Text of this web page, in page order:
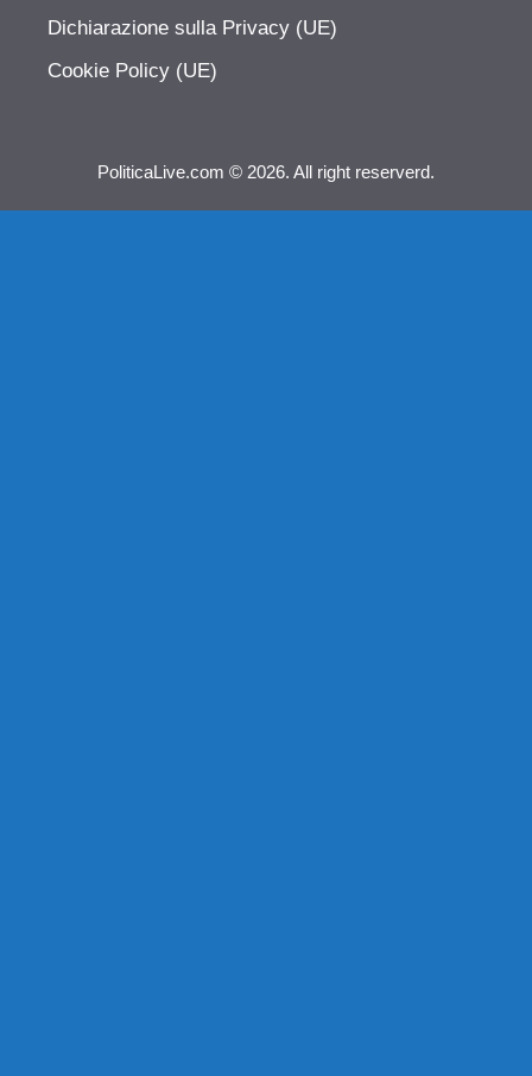
Dichiarazione sulla Privacy (UE)
Cookie Policy (UE)
PoliticaLive.com © 2026. All right reserverd.